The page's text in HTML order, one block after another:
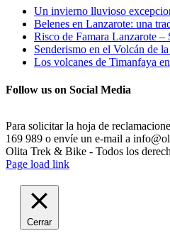
Un invierno lluvioso
Belenes en Lanzarote: una
Risco de Famara Lanzarote –
Senderismo en el Volcán de
Los volcanes de Timanfaya
Follow us on Social Media
Para solicitar la hoja de
169 989 o envíe un e-mail a
Olita Trek & Bike - Todos los
Page load link
Cerrar